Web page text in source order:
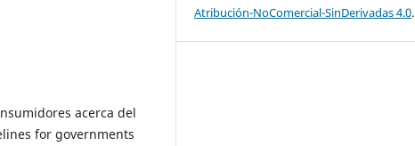
acerca del
for governments
Atribución-NoComercial-SinDerivadas 4.0.